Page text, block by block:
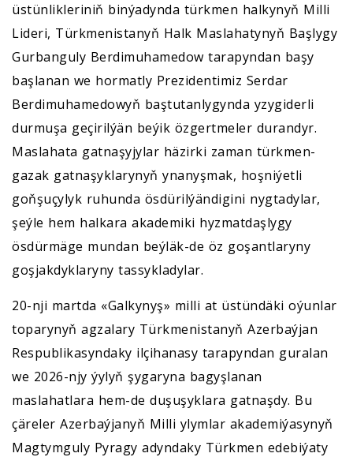
üstünlikleriniň binýadynda türkmen halkynyň Milli
Lideri, Türkmenistanyň Halk Maslahatynyň Başlygy
Gurbanguly Berdimuhamedow tarapyndan başy
başlanan we hormatly Prezidentimiz Serdar
Berdimuhamedowyň baştutanlygynda yzygiderli
durmuşa geçirilýän beýik özgertmeler durandyr.
Maslahata gatnaşyjylar häzirki zaman türkmen-
gazak gatnaşyklarynyň ynanyşmak, hoşniýetli
goňşuçylyk ruhunda ösdürilýändigini nygtadylar,
şeýle hem halkara akademiki hyzmatdaşlygy
ösdürmäge mundan beýläk-de öz goşantlaryny
goşjakdyklaryny tassykladylar.
20-nji martda «Galkynyş» milli at üstündäki oýunlar
toparynyň agzalary Türkmenistanyň Azerbaýjan
Respublikasyndaky ilçihanasy tarapyndan guralan
we 2026-njy ýylyň şygaryna bagyşlanan
maslahatlara hem-de duşuşyklara gatnaşdy. Bu
çäreler Azerbaýjanyň Milli ylymlar akademiýasynyň
Magtymguly Pyragy adyndaky Türkmen edebiýaty